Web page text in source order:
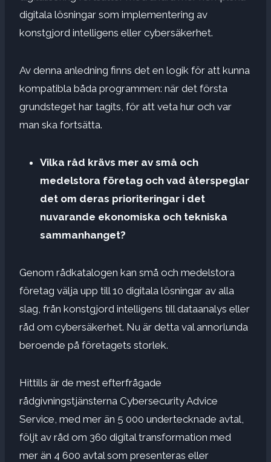
digitala lösningar som implementering av
konstgjord intelligens eller cybersäkerhet.
Av denna anledning finns det en logik för att kunna
kompatibla båda programmen: när det första
grundsteget har tagits, för att veta hur och var
man ska fortsätta.
Vilka råd krävs mer av små och
medelstora företag och vad återspeglar
det om deras prioriteringar i det
nuvarande ekonomiska och tekniska
sammanhanget?
Genom rådkatalogen kan små och medelstora
företag välja upp till 10 digitala lösningar av alla
slag, från konstgjord intelligens till dataanalys eller
råd om cybersäkerhet. Nu är detta val annorlunda
beroende på företagets storlek.
Hittills är de mest efterfrågade
rådgivningstjänsterna Cybersecurity Advice
Service, med mer än 5 000 undertecknade avtal,
följt av råd om 360 digital transformation med
mer än 4 600 avtal som presenteras eller